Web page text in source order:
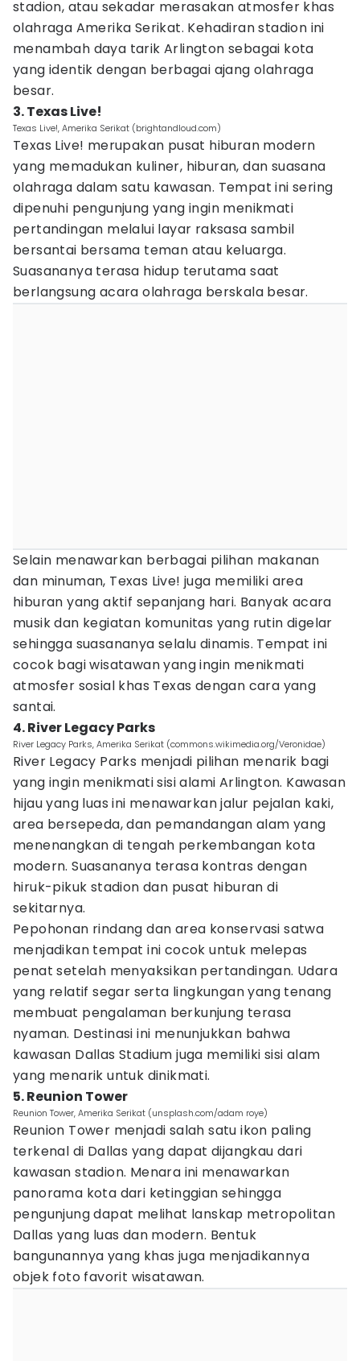
stadion, atau sekadar merasakan atmosfer khas
olahraga Amerika Serikat. Kehadiran stadion ini
menambah daya tarik Arlington sebagai kota
yang identik dengan berbagai ajang olahraga
besar.
3. Texas Live!
Texas Live!, Amerika Serikat (brightandloud.com)
Texas Live! merupakan pusat hiburan modern
yang memadukan kuliner, hiburan, dan suasana
olahraga dalam satu kawasan. Tempat ini sering
dipenuhi pengunjung yang ingin menikmati
pertandingan melalui layar raksasa sambil
bersantai bersama teman atau keluarga.
Suasananya terasa hidup terutama saat
berlangsung acara olahraga berskala besar.
Selain menawarkan berbagai pilihan makanan
dan minuman, Texas Live! juga memiliki area
hiburan yang aktif sepanjang hari. Banyak acara
musik dan kegiatan komunitas yang rutin digelar
sehingga suasananya selalu dinamis. Tempat ini
cocok bagi wisatawan yang ingin menikmati
atmosfer sosial khas Texas dengan cara yang
santai.
4. River Legacy Parks
River Legacy Parks, Amerika Serikat (commons.wikimedia.org/Veronidae)
River Legacy Parks menjadi pilihan menarik bagi
yang ingin menikmati sisi alami Arlington. Kawasan
hijau yang luas ini menawarkan jalur pejalan kaki,
area bersepeda, dan pemandangan alam yang
menenangkan di tengah perkembangan kota
modern. Suasananya terasa kontras dengan
hiruk-pikuk stadion dan pusat hiburan di
sekitarnya.
Pepohonan rindang dan area konservasi satwa
menjadikan tempat ini cocok untuk melepas
penat setelah menyaksikan pertandingan. Udara
yang relatif segar serta lingkungan yang tenang
membuat pengalaman berkunjung terasa
nyaman. Destinasi ini menunjukkan bahwa
kawasan Dallas Stadium juga memiliki sisi alam
yang menarik untuk dinikmati.
5. Reunion Tower
Reunion Tower, Amerika Serikat (unsplash.com/adam roye)
Reunion Tower menjadi salah satu ikon paling
terkenal di Dallas yang dapat dijangkau dari
kawasan stadion. Menara ini menawarkan
panorama kota dari ketinggian sehingga
pengunjung dapat melihat lanskap metropolitan
Dallas yang luas dan modern. Bentuk
bangunannya yang khas juga menjadikannya
objek foto favorit wisatawan.